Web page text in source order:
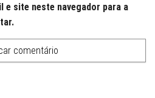
e site neste navegador para a